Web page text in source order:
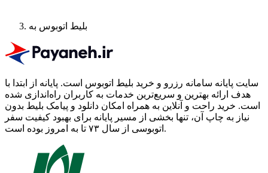
بلیط اتوبوس به
سایت پایانه سامانه رزرو و خرید بلیط اتوبوس است. پایانه از ابتدا با
هدف ارائه بهترین و سریع‌ترین خدمات به کاربران راه‌اندازی شده
است. خرید راحت و آنلاین به همراه امکان دانلود و پیامک بلیط بدون
نیاز به چاپ آن، تنها بخشی از مسیر پایانه برای بهبود کیفیت سفر
اتوبوسی از سال ۷۳ تا به امروز بوده است.